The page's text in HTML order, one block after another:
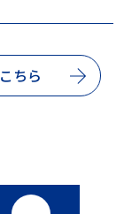
ちら